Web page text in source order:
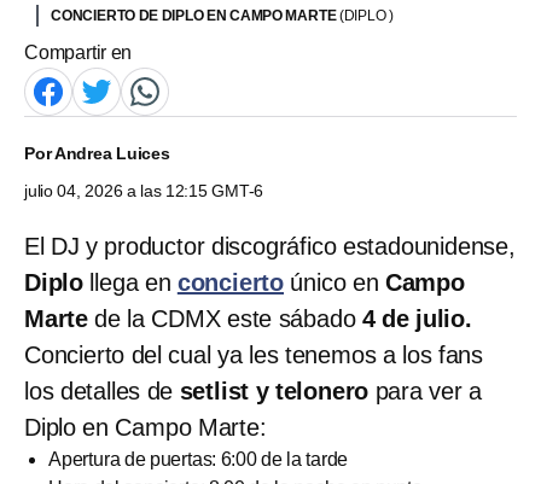
CONCIERTO DE DIPLO EN CAMPO MARTE(DIPLO )
Compartir en
PorAndrea Luices
julio 04, 2026 a las 12:15 GMT-6
El DJ y productor discográfico estadounidense,
Diplo llega en concierto único en Campo
Martede la CDMX este sábado 4 de julio.
Concierto del cual ya les tenemos a los fans
los detalles de setlist y telonero para ver a
Diplo en Campo Marte:
Apertura de puertas: 6:00 de la tarde